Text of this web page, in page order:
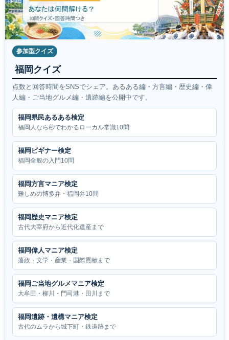
参加型クイズ
福岡クイズ
点数と回答時間をSNSでシェア。あるある編・方言編・歴史編・偉
人編・ご当地グルメ編・遺跡編を公開中です。
福岡県民あるある検定
福岡人なら秒でわかるローカル常識10問
福岡ビギナー検定
福岡全般の入門10問
福岡方言マニア検定
難しめの博多弁・福岡弁10問
福岡歴史マニア検定
古代大宰府から近代化遺産まで
福岡偉人マニア検定
藩政・文学・産業・国際貢献まで
福岡ご当地グルメマニア検定
大牟田・柳川・門司港・田川まで
福岡遺跡・遺構マニア検定
古代のムラから城下町・鉄道跡まで